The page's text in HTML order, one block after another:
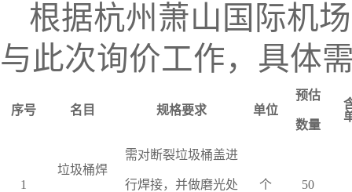
根据杭州萧山国际机
与此次询价工作，具体
序号 名目 规格要求 单位
预估
数量
1
垃圾桶焊
需对断裂垃圾桶盖进
行焊接，并做磨光处 个 50